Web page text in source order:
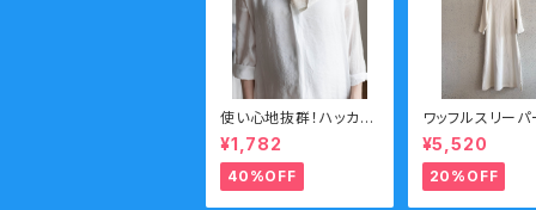
使い心地抜群！ハッカバ
ック織リネンタオル
¥1,782
40%OFF
ワッフルスリー
袖 セール
¥5,520
20%OFF